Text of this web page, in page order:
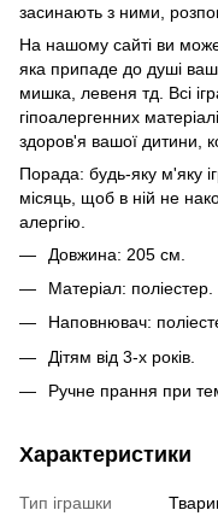
засинають з ними,
На нашому сайті ви
яка припаде до душі
мишка, левеня тд. Всі
гіпоалергенних
здоров'я вашої дитини,
Порада: будь-яку м'яку
місяць, щоб в ній не
алергію.
Довжина: 205 см.
Матеріал: поліестер.
Наповнювач:
Дітям від 3-х років.
Ручне прання при
Характеристики
Тип іграшки